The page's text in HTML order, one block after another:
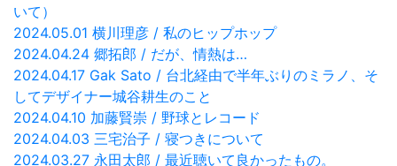
いて）
2024.05.01 横川理彦 / 私のヒップホップ
2024.04.24 郷拓郎 / だが、情熱は…
2024.04.17 Gak Sato / 台北経由で半年ぶりのミラノ、そ
してデザイナー城谷耕生のこと
2024.04.10 加藤賢崇 / 野球とレコード
2024.04.03 三宅治子 / 寝つきについて
2024.03.27 永田太郎 / 最近聴いて良かったもの。